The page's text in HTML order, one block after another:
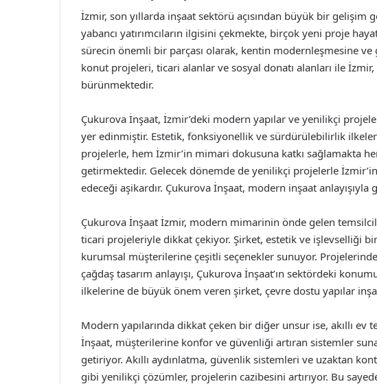
İzmir, son yıllarda inşaat sektörü açısından büyük bir gelişim
yabancı yatırımcıların ilgisini çekmekte, birçok yeni proje
sürecin önemli bir parçası olarak, kentin modernleşmesine ve
konut projeleri, ticari alanlar ve sosyal donatı alanları ile
bürünmektedir.
Çukurova İnşaat, İzmir’deki modern yapılar ve yenilikçi
yer edinmiştir. Estetik, fonksiyonellik ve sürdürülebilirlik
projelerle, hem İzmir’in mimari dokusuna katkı sağlamakta
getirmektedir. Gelecek dönemde de yenilikçi projelerle
edeceği aşikardır. Çukurova İnşaat, modern inşaat
Çukurova İnşaat İzmir, modern mimarinin önde gelen
ticari projeleriyle dikkat çekiyor. Şirket, estetik ve işlevselliği
kurumsal müşterilerine çeşitli seçenekler sunuyor.
çağdaş tasarım anlayışı, Çukurova İnşaat’ın sektördeki
ilkelerine de büyük önem veren şirket, çevre dostu yapılar
Modern yapılarında dikkat çeken bir diğer unsur ise, akıllı
İnşaat, müşterilerine konfor ve güvenliği artıran sistemler
getiriyor. Akıllı aydınlatma, güvenlik sistemleri ve uzaktan
gibi yenilikçi çözümler, projelerin cazibesini artırıyor. Bu